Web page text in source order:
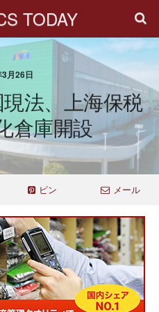
TODAY
月26日
法、上海保税
倉庫開設
ピン メール